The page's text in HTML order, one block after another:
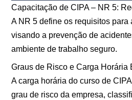
Capacitação de CIPA – NR 5:
A NR 5 define os requisitos para
visando a prevenção de
ambiente de trabalho seguro.
Graus de Risco e Carga Horária
A carga horária do curso de
grau de risco da empresa,